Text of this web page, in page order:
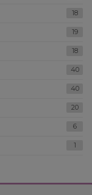
18
19
18
40
40
20
6
1